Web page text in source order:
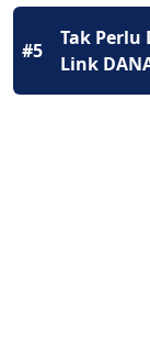
#5
Tak Perlu
Link